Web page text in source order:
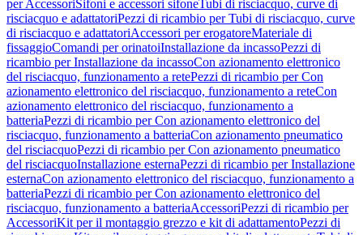
per AccessoriSifoni e accessori sifoneTubi di risciacquo, curve di
risciacquo e adattatoriPezzi di ricambio per Tubi di risciacquo, curve
di risciacquo e adattatoriAccessori per erogatoreMateriale di
fissaggioComandi per orinatoiInstallazione da incassoPezzi di
ricambio per Installazione da incassoCon azionamento elettronico
del risciacquo, funzionamento a retePezzi di ricambio per Con
azionamento elettronico del risciacquo, funzionamento a reteCon
azionamento elettronico del risciacquo, funzionamento a
batteriaPezzi di ricambio per Con azionamento elettronico del
risciacquo, funzionamento a batteriaCon azionamento pneumatico
del risciacquoPezzi di ricambio per Con azionamento pneumatico
del risciacquoInstallazione esternaPezzi di ricambio per Installazione
esternaCon azionamento elettronico del risciacquo, funzionamento a
batteriaPezzi di ricambio per Con azionamento elettronico del
risciacquo, funzionamento a batteriaAccessoriPezzi di ricambio per
AccessoriKit per il montaggio grezzo e kit di adattamentoPezzi di